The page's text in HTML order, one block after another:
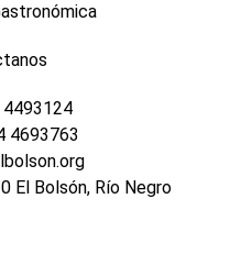
4693763
El Bolsón, Río Negro